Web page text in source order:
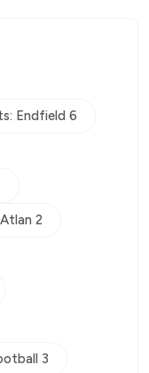
Endfield 6
2
3